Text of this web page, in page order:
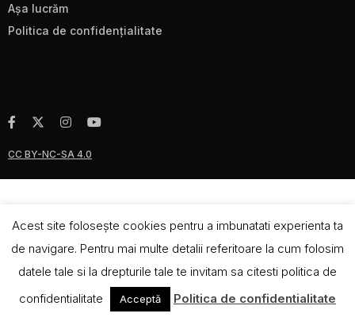
Aşa lucrăm
Politica de confidenţialitate
CC BY-NC-SA 4.0
Acest site foloseşte cookies pentru a imbunatati experienta ta
de navigare. Pentru mai multe detalii referitoare la cum folosim
datele tale si la drepturile tale te invitam sa citesti politica de
confidentialitate
Acceptă Politica de confidentialitate